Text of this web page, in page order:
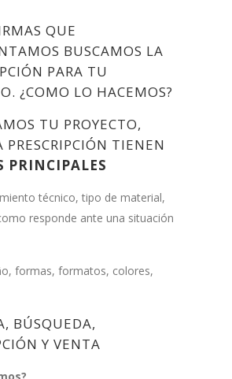
QUE
BUSCAMOS LA
PARA TU
¿COMO LO HACEMOS?
TU PROYECTO,
PRESCRIPCIÓN TIENEN
PRINCIPALES
técnico, tipo de material,
responde ante una situación
formas, formatos, colores,
BÚSQUEDA,
Y VENTA